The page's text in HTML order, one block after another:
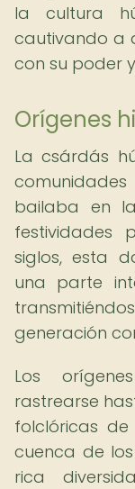
la cultura
cautivando a
con su poder
Orígenes
La csárdás
bailaba en
festividades
siglos, esta
una parte
generación
Los
rastrearse
folclóricas
cuenca de
rica